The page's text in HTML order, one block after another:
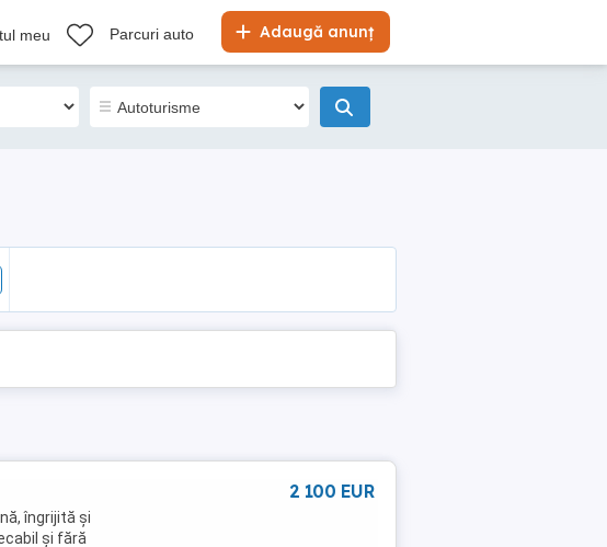
Adaugă anunț
meu Parcuri auto
îngrijită și
și fără
2 100 EUR